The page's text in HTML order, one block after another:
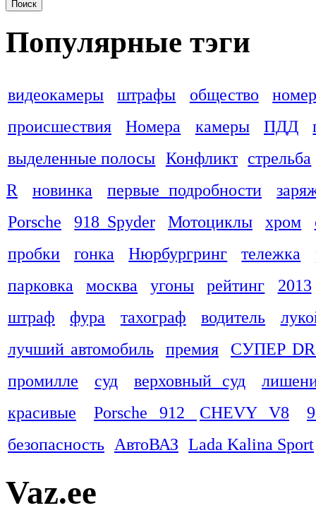
Популярные тэги
видеокамеры штрафы общество
происшествия
Номера камеры ПДД
выделенные полосы Конфликт стрельба
R
новинка первые подробности
Porsche
918 Spyder Мотоциклы хром
пробки
гонка Нюрбургринг тележка
парковка
москва угоны рейтинг
2013
штраф
фура тахограф водитель
лучший автомобиль
премия
СУПЕР
промилле
суд верховный суд
красивые
Porsche 912 CHEVY V8
безопасность АвтоВАЗ Lada Kalina Sport
Vaz.ee